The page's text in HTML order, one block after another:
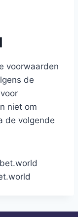
voorwaarden
de
niet om
de volgende